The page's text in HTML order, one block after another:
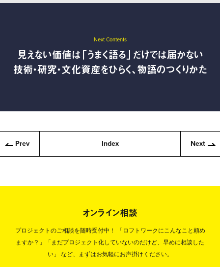
Next Contents
見えない価値は「うまく語る」だけでは届かない
技術・研究・文化資産をひらく、物語のつくりかた
Prev Index Next
オンライン相談
プロジェクトのご相談を随時受付中！
「ロフトワークにこんなこと頼め
ますか？」「まだプロジェクト化していないのだけど、早めに相談した
い」
など、まずはお気軽にお声掛けください。